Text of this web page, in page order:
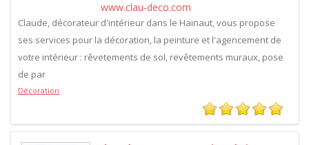
www.clau-deco.com
Claude, décorateur d'intérieur dans le Hainaut, vous propose
ses services pour la décoration, la peinture et l'agencement de
votre intérieur : rêvetements de sol, revêtements muraux, pose
de par
Décoration